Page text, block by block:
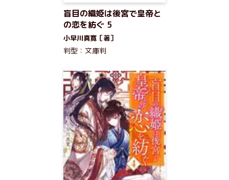
盲目の織姫は後宮で皇帝と
の恋を紡ぐ 5
小早川真寛［著］
判型：文庫判